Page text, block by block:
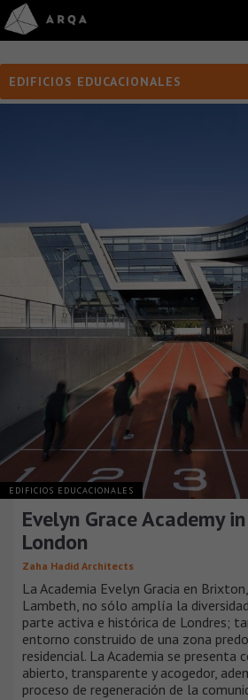
EDIFICIOS EDUCACIONALES
EDIFICIOS EDUCACIONALES
Evelyn Grace Academy
London
Zaha Hadid Architects
La Academia Evelyn Gracia en
Lambeth, no sólo amplía la
parte activa e histórica de Londres;
entorno construido de una zona
residencial. La Academia se presenta
abierto, transparente y acogedor,
proceso de regeneración de la